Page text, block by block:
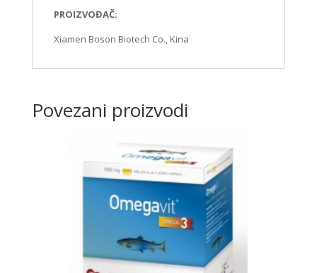
PROIZVOĐAČ:
Xiamen Boson Biotech Co., Kina
Povezani proizvodi